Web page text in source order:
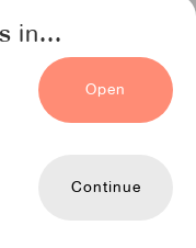
in...
Open
Continue
ร์ตูน